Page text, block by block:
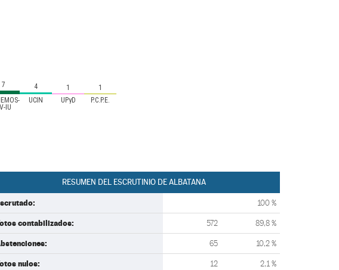
IU
UCIN UPyD P.C.P.E.
7 4 1 1
RESUMEN DEL ESCRUTINIO DE ALBATANA
100 %
contabilizados: 572 89,8 %
65 10,2 %
nulos: 12 2,1 %